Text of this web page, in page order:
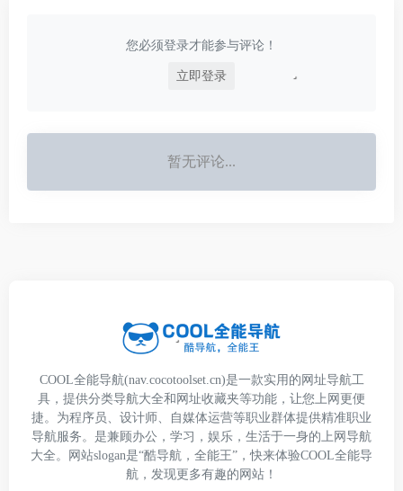
提升工作效率。
您必须登录才能参与评论！
立即登录
暂无评论...
COOL全能导航(nav.cocotoolset.cn)是一款实用的网址导航工
具，提供分类导航大全和网址收藏夹等功能，让您上网更便
捷。为程序员、设计师、自媒体运营等职业群体提供精准职业
导航服务。是兼顾办公，学习，娱乐，生活于一身的上网导航
大全。网站slogan是“酷导航，全能王”，快来体验COOL全能导
航，发现更多有趣的网站！